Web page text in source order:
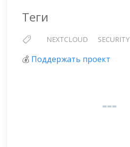
Теги
NEXTCLOUD SECURITY
💰 Поддержать проект